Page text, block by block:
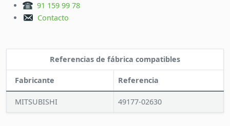
91 159 99 78
Contacto
Referencias de fábrica compatibles
Fabricante Referencia
MITSUBISHI 49177-02630